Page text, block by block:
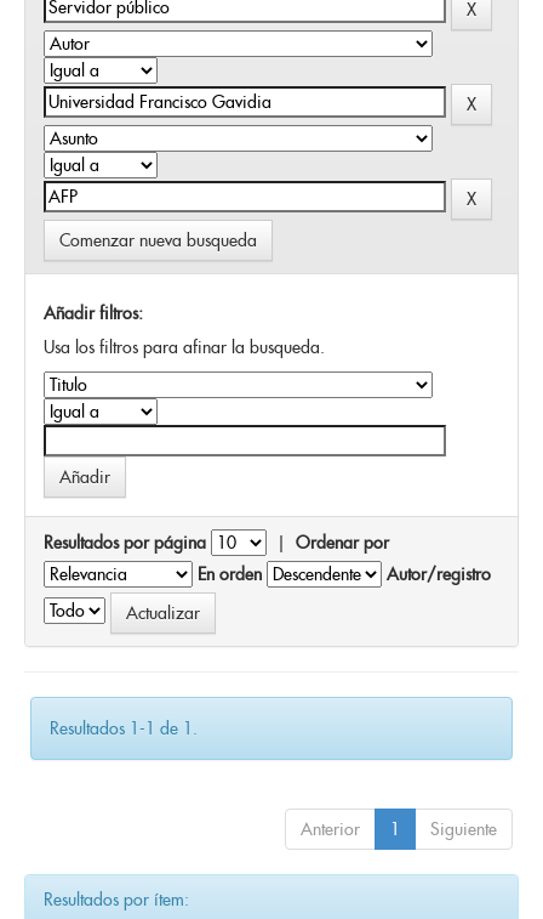
Comenzar nueva busqueda
Añadir filtros:
Usa los filtros para afinar la busqueda.
Resultados por página | Ordenar por
En orden
Autor/registro
Resultados 1-1 de 1.
Anterior 1 Siguiente
Resultados por ítem: